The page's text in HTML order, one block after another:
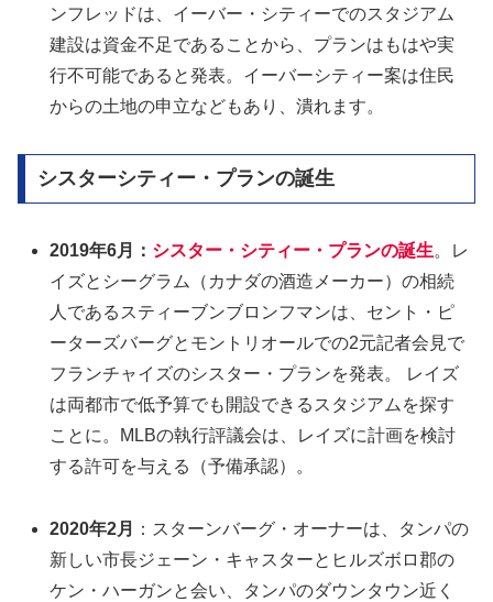
ンフレッドは、イーバー・シティーでのスタジアム
建設は資金不足であることから、プランはもはや実
行不可能であると発表。イーバーシティー案は住民
からの土地の申立などもあり、潰れます。
シスターシティー・プランの誕生
2019年6月： シスター・シティー・プランの誕生。レ
イズとシーグラム（カナダの酒造メーカー）の相続
人であるスティーブンブロンフマンは、セント・ピ
ーターズバーグとモントリオールでの2元記者会見で
フランチャイズのシスター・プランを発表。 レイズ
は両都市で低予算でも開設できるスタジアムを探す
ことに。MLBの執行評議会は、レイズに計画を検討
する許可を与える（予備承認）。
2020年2月
：スターンバーグ・オーナーは、タンパの
新しい市長ジェーン・キャスターとヒルズボロ郡の
ケン・ハーガンと会い、タンパのダウンタウン近く